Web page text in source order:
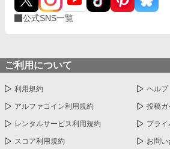
公式SNS一覧
ご利用について
利用規約 ヘルプ
アルファコイン利用規約 投稿ガ
レンタルサービス利用規約 プラ
スコア利用規約 お問